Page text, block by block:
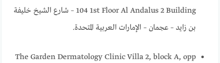
104 1st Floor Al Andalus 2 Building – شارع الشيخ خليفة
بن زايد – عجمان – الإمارات العربية المتحدة.
The Garden Dermatology Clinic Villa 2, block A, opp